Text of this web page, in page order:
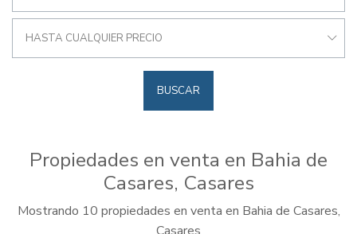
HASTA CUALQUIER PRECIO
BUSCAR
Propiedades en venta en Bahia de
Casares, Casares
Mostrando 10 propiedades en venta en Bahia de Casares,